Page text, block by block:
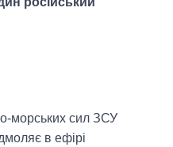
морських сил ЗСУ
в ефірі